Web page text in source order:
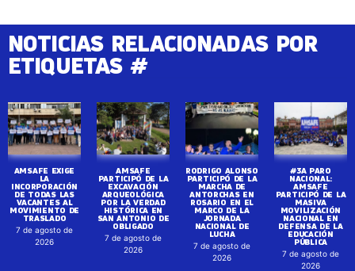
NOTICIAS RELACIONADAS POR
ETIQUETAS #
AMSAFE EXIGE
LA
INCORPORACIÓN
DE TODAS LAS
VACANTES AL
MOVIMIENTO DE
TRASLADO
7 de agosto de
2026
AMSAFE
PARTICIPÓ DE LA
EXCAVACIÓN
ARQUEOLÓGICA
POR LA VERDAD
HISTÓRICA EN
SAN ANTONIO DE
OBLIGADO
7 de agosto de
2026
RODRIGO ALONSO
PARTICIPÓ DE LA
MARCHA DE
ANTORCHAS EN
ROSARIO EN EL
MARCO DE LA
JORNADA
NACIONAL DE
LUCHA
7 de agosto de
2026
#3A PARO
NACIONAL:
AMSAFE
PARTICIPÓ DE LA
MASIVA
MOVILIZACIÓN
NACIONAL EN
DEFENSA DE LA
EDUCACIÓN
PÚBLICA
7 de agosto de
2026